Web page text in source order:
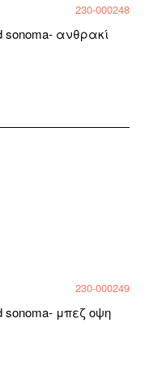
230-000248
sonoma- ανθρακί
230-000249
sonoma- μπεζ οψη